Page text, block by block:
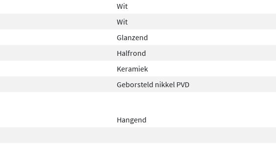
Wit
Wit
Glanzend
Halfrond
Keramiek
Geborsteld nikkel PVD
Hangend